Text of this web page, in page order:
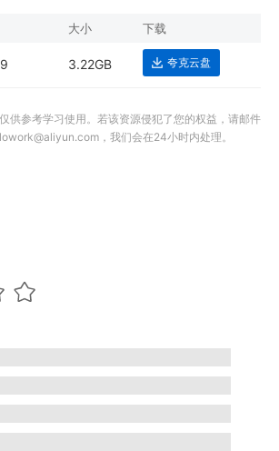
大小 下载
3.22GB 夸克云盘
供参考学习使用。若该资源侵犯了您的权益，请邮件
，我们会在24小时内处理。